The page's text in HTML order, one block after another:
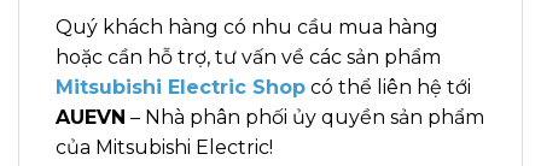
Quý khách hàng có nhu cầu mua hàng
hoặc cần hỗ trợ, tư vấn về các sản phẩm
Mitsubishi Electric Shop có thể liên hệ tới
AUEVN – Nhà phân phối ủy quyền sản phẩm
của Mitsubishi Electric!